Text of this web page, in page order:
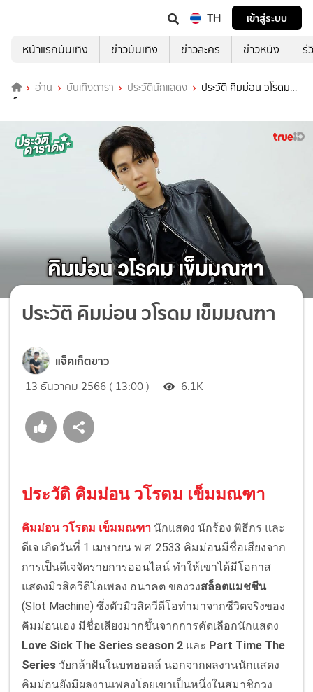
TH
เข้าสู่ระบบ
หน้าแรกบันเทิง
ข่าวบันเทิง ข่าวละคร ข่าวหนัง รี
อ่าน บันเทิงดารา ประวัตินักแสดง
ประวัติ คิมม่อน วโรดม
เข็มมณฑา
ประวัติ คิมม่อน วโรดม เข็มมณฑา
แจ็คเก็ตขาว
13 ธันวาคม 2566 ( 13:00 ) 6.1K
ประวัติ คิมม่อน วโรดม เข็มมณฑา
คิมม่อน วโรดม เข็มมณฑา นักแสดง นักร้อง พิธีกร และ
ดีเจ เกิดวันที่ 1 เมษายน พ.ศ. 2533 คิมม่อนมีชื่อเสียงจาก
การเป็นดีเจจัดรายการออนไลน์ ทำให้เขาได้มีโอกาส
แสดงมิวสิควีดีโอเพลง อนาคต ของวงสล็อตแมชชีน
(Slot Machine) ซึ่งตัวมิวสิควีดีโอทำมาจากชีวิตจริงของ
คิมม่อนเอง มีชื่อเสียงมากขึ้นจากการคัดเลือกนักแสดง
Love Sick The Series season 2 และ Part Time The
Series วัยกล้าฝันในบทฮอลล์ นอกจากผลงานนักแสดง
คิมม่อนยังมีผลงานเพลงโดยเขาเป็นหนึ่งในสมาชิกวง